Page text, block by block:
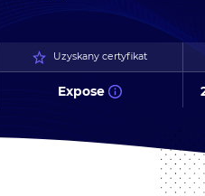
Uzyskany certyfikat
Expose